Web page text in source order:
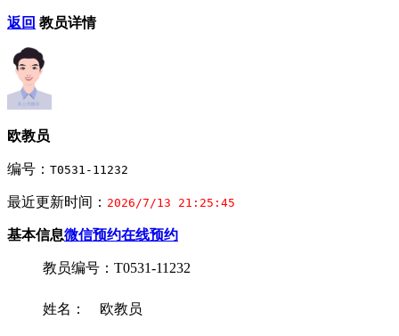
返回 教员详情
欧教员
编号： T0531-11232
最近更新时间： 2026/7/13 21:25:45
基本信息微信预约在线预约
教员编号：T0531-11232
姓名： 欧教员